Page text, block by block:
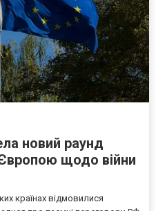
новий раунд
щодо війни
країнах відмовилися